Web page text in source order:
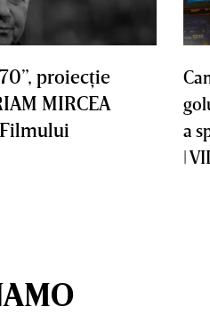
proiecţie
MIRCEA
Filmului
a
|